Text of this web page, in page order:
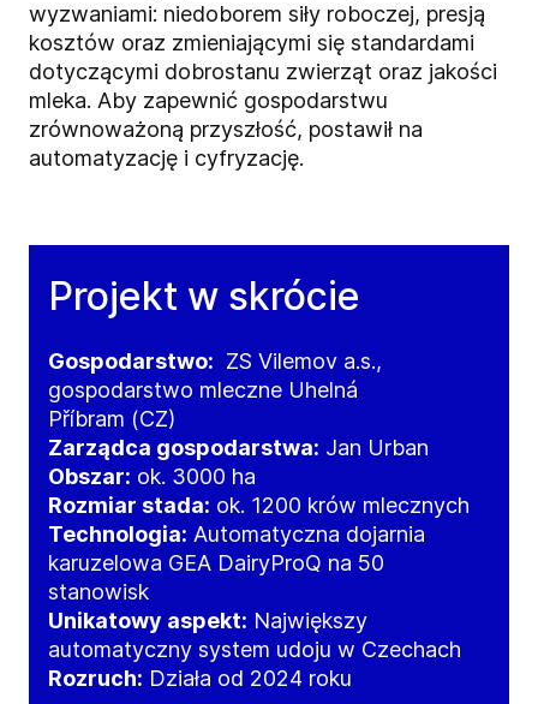
wyzwaniami: niedoborem siły roboczej, presją
kosztów oraz zmieniającymi się standardami
dotyczącymi dobrostanu zwierząt oraz jakości
mleka. Aby zapewnić gospodarstwu
zrównoważoną przyszłość, postawił na
automatyzację i cyfryzację.
Projekt w skrócie
Gospodarstwo: ZS Vilemov a.s.,
gospodarstwo mleczne Uhelná
Příbram (CZ)
Zarządca gospodarstwa: Jan Urban
Obszar: ok. 3000 ha
Rozmiar stada: ok. 1200 krów mlecznych
Technologia: Automatyczna dojarnia
karuzelowa GEA DairyProQ na 50
stanowisk
Unikatowy aspekt: Największy
automatyczny system udoju w Czechach
Rozruch: Działa od 2024 roku